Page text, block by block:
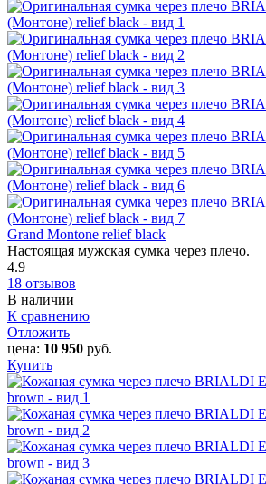
Grand Montone relief black
Настоящая мужская сумка через плечо.
4.9
18 отзывов
В наличии
К сравнению
Отложить
цена: 10 950 руб.
Купить